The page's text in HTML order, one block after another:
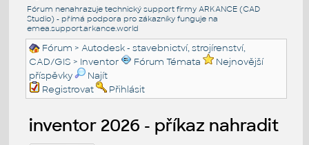
Fórum nenahrazuje technický support firmy ARKANCE (CAD
Studio) - přímá podpora pro zákazníky funguje na
emea.support.arkance.world
Fórum >Autodesk - stavebnictví, strojírenství,
CAD/GIS > Inventor Fórum Témata
Nejnovější
příspěvky
Najít
Registrovat
Přihlásit
inventor 2026 - příkaz nahradit